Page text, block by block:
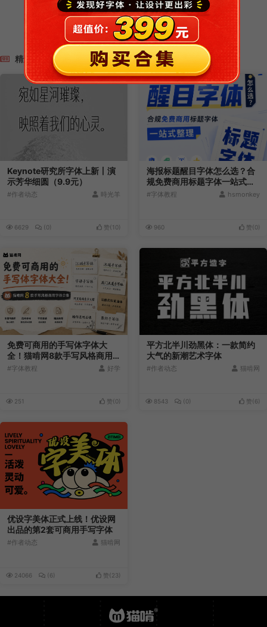
2 3 … 84 下一页 »
精选文章
Keynote研究所字体上新丨演
示芳华细圆（9.9元）
#作者动态 時光羊
6629 (0) 赞(10)
海报标题醒目字体怎么选？合
规免费商用标题字体一站式整
理
#字体教程 hsmonkey
960 赞(0)
免费可商用的手写体字体大
全！猫啃网8款手写风格商用
字体合集
#字体教程 好学
251 赞(0)
平方北半川劲黑体：一款简约
大气的新潮艺术字体
#作者动态 猫啃网
8543 (0) 赞(6)
优设字美体正式上线！优设网
出品的第2套可商用手写字体
#作者动态 猫啃网
24066 (6) 赞(23)